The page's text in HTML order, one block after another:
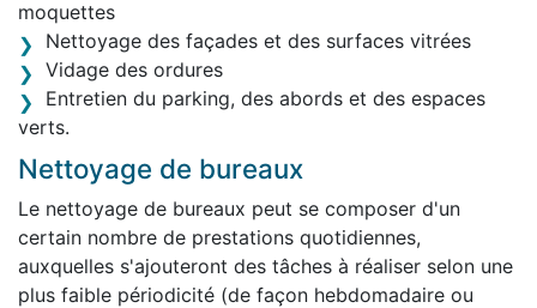
moquettes
Nettoyage des façades et des surfaces vitrées
Vidage des ordures
Entretien du parking, des abords et des espaces
verts.
Nettoyage de bureaux
Le nettoyage de bureaux peut se composer d'un
certain nombre de prestations quotidiennes,
auxquelles s'ajouteront des tâches à réaliser selon une
plus faible périodicité (de façon hebdomadaire ou